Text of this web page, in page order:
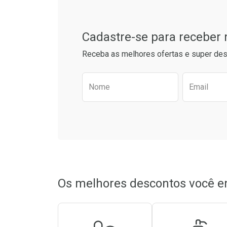
Cadastre-se para receber
Receba as melhores ofertas e super
Preencha o formulário
Nome Email
Os melhores descontos você